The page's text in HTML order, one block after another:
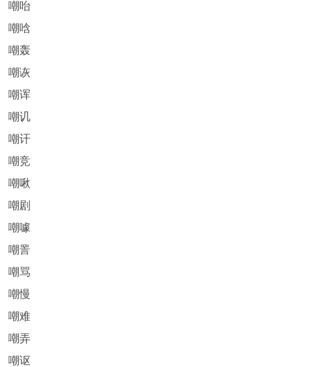
嘲咍
嘲唅
嘲轰
嘲诙
嘲诨
嘲讥
嘲讦
嘲竞
嘲啾
嘲剧
嘲噱
嘲詈
嘲骂
嘲慢
嘲难
嘲弄
嘲讴